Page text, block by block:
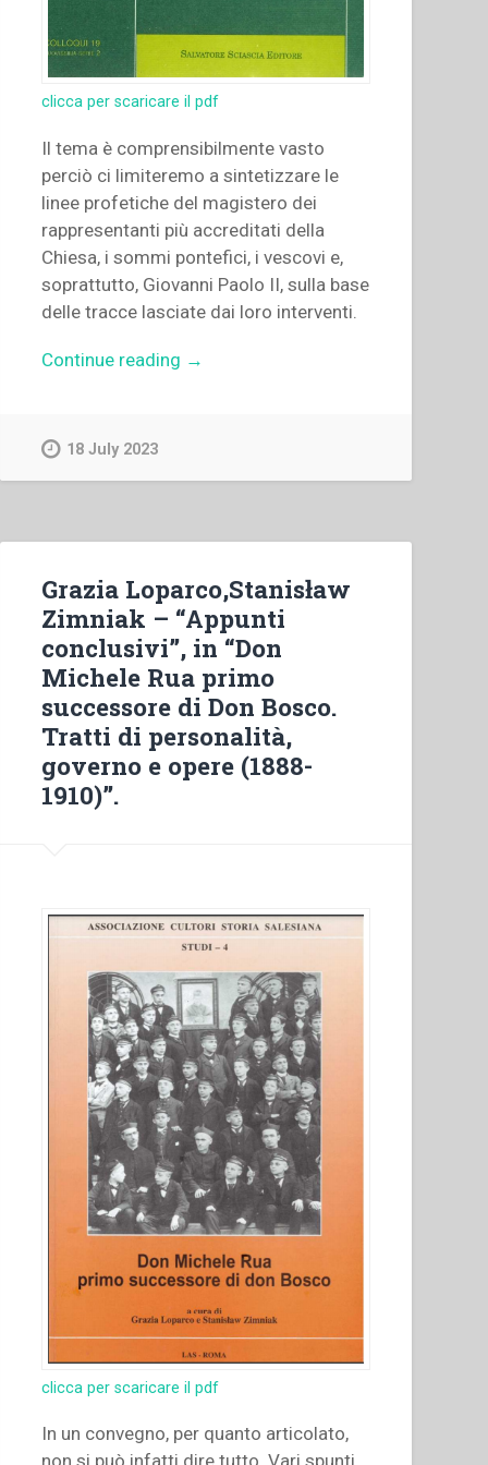
clicca per scaricare il pdf
Il tema è comprensibilmente vasto
perciò ci limiteremo a sintetizzare le
linee profetiche del magistero dei
rappresentanti più accreditati della
Chiesa, i sommi pontefici, i vescovi e,
soprattutto, Giovanni Paolo II, sulla base
delle tracce lasciate dai loro interventi.
Continue reading “Francis
di
fronte
alla
povertà”
in
“Colloqui
sulla
vita
salesiana,
→
18 July 2023
Grazia Loparco,Stanisław
Zimniak – “Appunti
conclusivi”, in “Don
Michele Rua primo
successore di Don Bosco.
Tratti di personalità,
governo e opere (1888-
1910)”.
clicca per scaricare il pdf
In un convegno, per quanto articolato,